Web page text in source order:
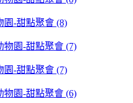
園-甜點聚會 (8)
園-甜點聚會 (7)